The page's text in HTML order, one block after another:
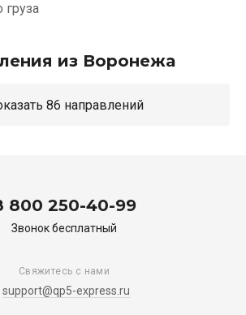
груза
из Воронежа
Показать 86 направлений
800 250-40-99
Звонок бесплатный
Свяжитесь с нами
support@qp5-express.ru